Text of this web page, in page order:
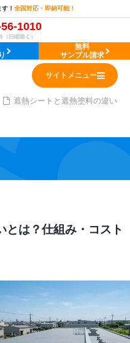
す！ 全国対応・即納可能！
1010
日曜除く）
無料
サンプル請求
サイトメニュー
遮熱シートと遮熱塗料の違い
とは？仕組み・コスト